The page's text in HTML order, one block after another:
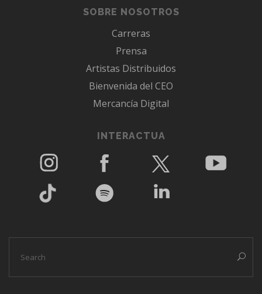
SOBRE NOSOTROS
Carreras
Prensa
Artistas Distribuidos
Bienvenida del CEO
Mercancía Digital
INTERACTUA